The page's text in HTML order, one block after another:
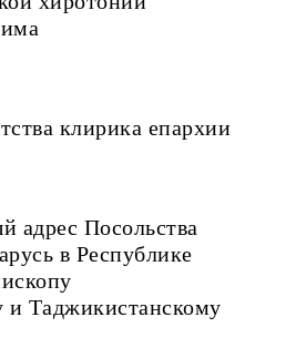
клирика епархии
адрес Посольства
в Республике
Таджикистанскому